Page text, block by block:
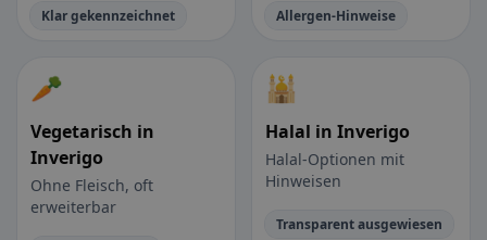
Klar gekennzeichnet Allergen-Hinweise
🥕
Vegetarisch in
Inverigo
Ohne Fleisch, oft
erweiterbar
🕌
Halal in Inverigo
Halal-Optionen mit
Hinweisen
Transparent ausgewiesen